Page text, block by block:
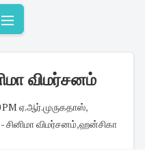
விமர்சனம்
PM ஏ.ஆர்.முருகதாஸ்,
சினிமா விமர்சனம்,ஹன்சிகா